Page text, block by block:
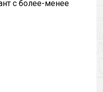
с более-менее